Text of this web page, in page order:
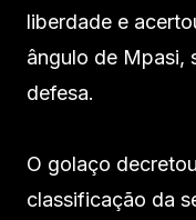
liberdade e
ângulo de Mpasi,
defesa.
O golaço
classificação da